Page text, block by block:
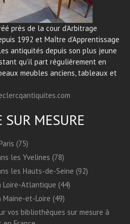
près de la cour d’Arbitrage
1992 et Maître d’Apprentissage
antiquités depuis son plus jeune
qu’il part régulièrement en
meubles anciens, tableaux et
MESURE
(75)
les Yvelines (78)
les Hauts-de-Seine (92)
Loire-Atlantique (44)
et-Loire (49)
vos bibliothèques sur mesure à